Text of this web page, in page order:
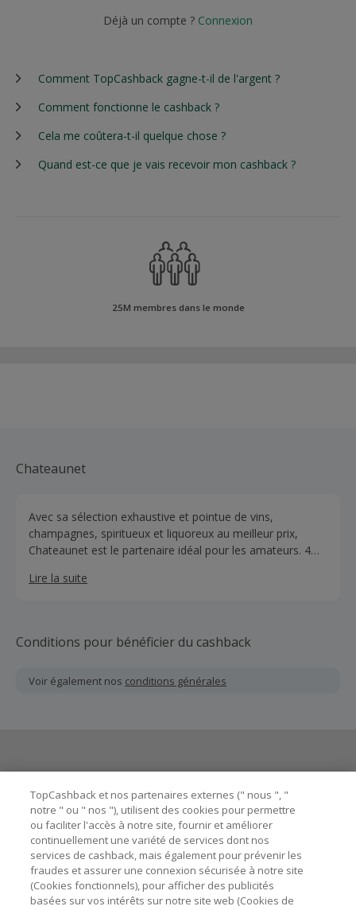
Déjà un compte ? Connexion
Comment TopCashback gagne-t-il de l'argent ?
Comment fonctionne le cashback ?
Cela me coûtera-t-il quelque chose ?
Quand est-ce que je vais recevoir mon cashback ?
25M membres dans le monde
Chateaunet
Avec sa sélection exhaustive et pointue de vins,
champagnes, spiritueux et liquoreux au meilleur prix,
Chateaunet est le partenaire idéal pour les amateurs. 4
Lire la suite
Conditions pour bénéficier du cashback
Voir également nos conditions générales
Astuces pour économiser
A propos de
TopCashback et nos partenaires externes (" nous ", "
notre " ou " nos "), utilisent des cookies pour permettre
ou faciliter l'accès à notre site, fournir et améliorer
continuellement une variété de services dont nos
services de cashback, mais également pour prévenir les
fraudes et assurer une connexion sécurisée à notre site
(Cookies fonctionnels), pour afficher des publicités
basées sur vos intérêts sur notre site web (Cookies de